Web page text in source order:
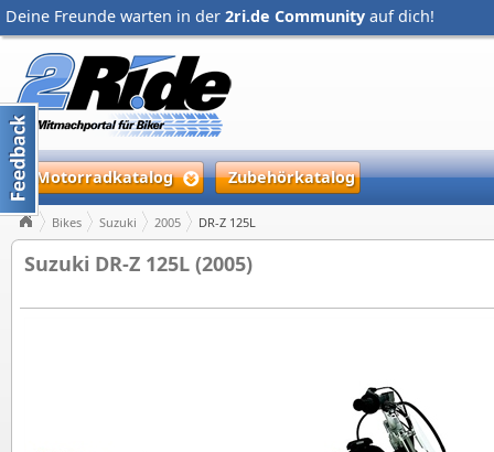
Deine Freunde warten in der 2ri.de Community auf dich!
Motorradkatalog Zubehörkatalog
Bikes Suzuki 2005 DR-Z 125L
Suzuki DR-Z 125L (2005)